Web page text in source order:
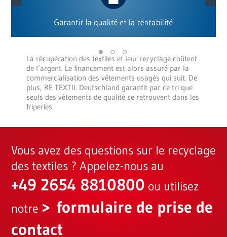
La récupération des textiles et leur recyclage coûtent
de l’argent. Le financement est alors assuré par la
commercialisation des vêtements usagés qui suit. De
plus, RE TEXTIL Deutschland garantit par ce tri que
seuls des vêtements de qualité se retrouvent dans les
friperies
Vous avez des questions sur le recyclage
des textiles ? Appelez-nous au
+49 2654 8810800 ou utilisez
notre
formulaire de prise de
contact